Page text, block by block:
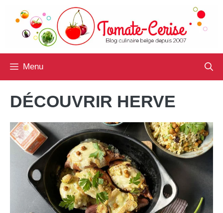
contenu
Menu
DÉCOUVRIR HERVE